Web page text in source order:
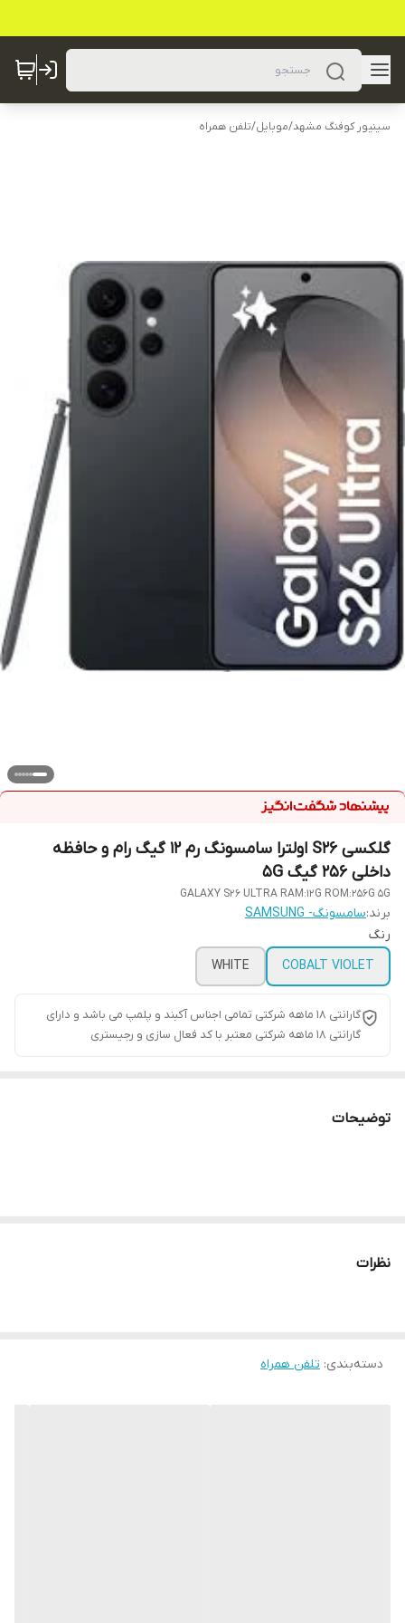
سینیور کوفنگ مشهد/موبایل/تلفن همراه
گلکسی S26 اولترا سامسونگ رم 12 گیگ رام و حافظه
داخلی 256 گیگ 5G
GALAXY S26 ULTRA RAM:12G ROM:256G 5G
برند:سامسونگ- SAMSUNG
رنگ
COBALT VIOLET
WHITE
گارانتی ۱۸ ماهه شرکتی تمامی اجناس آکبند و پلمپ می باشد و دارای
گارانتی ۱۸ ماهه شرکتی معتبر با کد فعال سازی و رجیستری
توضیحات
نظرات
دسته‌بندی: تلفن همراه